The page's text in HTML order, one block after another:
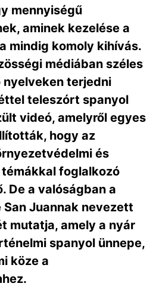
mennyiségű
aminek kezelése a
mindig komoly kihívás.
médiában széles
nyelveken terjedni
teleszórt spanyol
videó, amelyről egyes
hogy az
és
foglalkozó
De a valóságban a
Juannak nevezett
mutatja, amely a nyár
spanyol ünnepe,
köze a